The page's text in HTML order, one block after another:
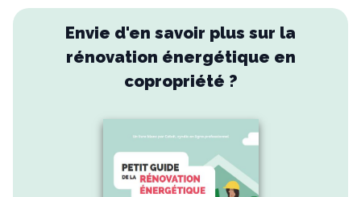
Envie d'en savoir plus sur la
rénovation énergétique en
copropriété ?